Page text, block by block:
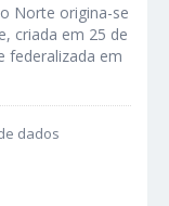
Norte origina-se
criada em 25 de
federalizada em
dados